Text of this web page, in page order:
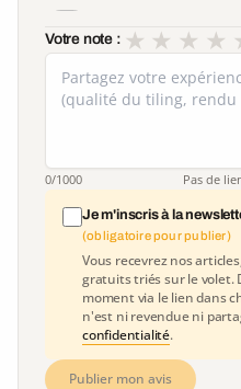
Votre note : ★
★
★
★
0/1000 Pas de
Je m'inscris à la
(obligatoire pour publier)
Vous recevrez nos
gratuits triés sur le volet.
moment via le lien dans
n'est ni revendue ni
confidentialité.
Publier mon avis